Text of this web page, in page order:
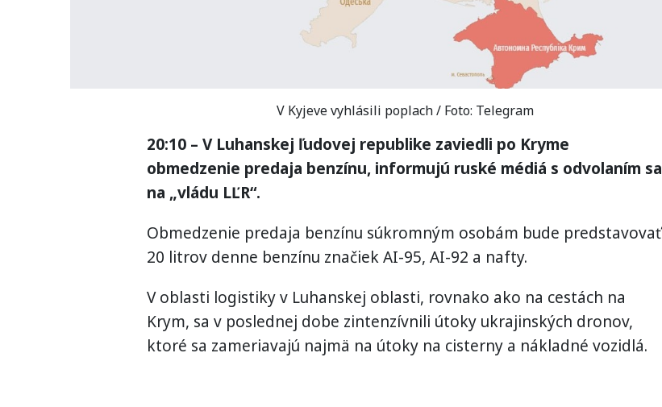
V Kyjeve vyhlásili poplach / Foto: Telegram
20:10 – V Luhanskej ľudovej republike zaviedli po Kryme
obmedzenie predaja benzínu, informujú ruské médiá s odvolaním sa
na „vládu LĽR“.
Obmedzenie predaja benzínu súkromným osobám bude predstavovať
20 litrov denne benzínu značiek AI-95, AI-92 a nafty.
V oblasti logistiky v Luhanskej oblasti, rovnako ako na cestách na
Krym, sa v poslednej dobe zintenzívnili útoky ukrajinských dronov,
ktoré sa zameriavajú najmä na útoky na cisterny a nákladné vozidlá.